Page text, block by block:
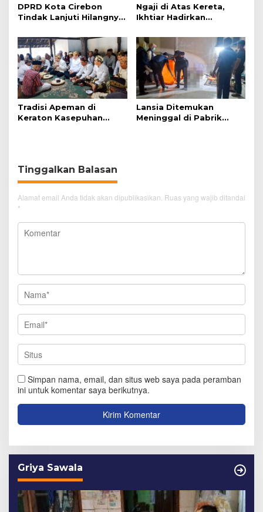
DPRD Kota Cirebon
Tindak Lanjuti Hilangnya
Disabilitas
Ngaji di Atas Kereta,
Ikhtiar Hadirkan
Nyaman
Tradisi Apeman di
Keraton Kasepuhan
Lansia Ditemukan
Meninggal di Pabrik
Tinggalkan Balasan
Alamat email Anda tidak akan dipublikasikan. Ruas yang wajib ditandai
*
Simpan nama, email, dan situs web saya pada peramban
ini untuk komentar saya berikutnya.
Griya Sawala